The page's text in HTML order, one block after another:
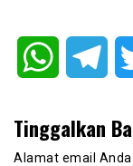
WhatsApp
Tinggalkan
Alamat email Anda